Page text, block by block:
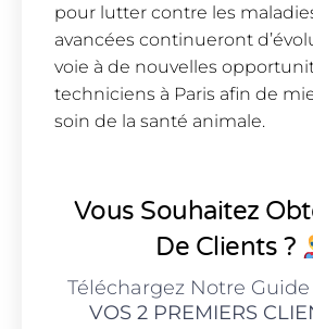
pour lutter contre les
avancées continueront
voie à de nouvelles
techniciens à Paris afin de
soin de la santé animale.
Vous Souhaitez
De Clients ?
Téléchargez Notre Guide
VOS 2 PREMIERS